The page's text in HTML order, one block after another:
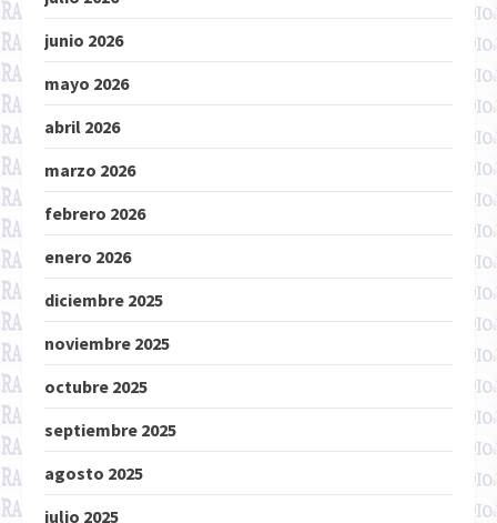
junio 2026
mayo 2026
abril 2026
marzo 2026
febrero 2026
enero 2026
diciembre 2025
noviembre 2025
octubre 2025
septiembre 2025
agosto 2025
julio 2025